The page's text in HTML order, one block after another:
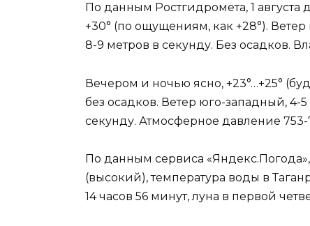
По данным Ростгидромета, 1 августа
+30° (по ощущениям, как +28°).
8-9 метров в секунду. Без осадков.
Вечером и ночью ясно, +23°…+25°
без осадков. Ветер юго-западный, 4-
секунду. Атмосферное давление 753-
По данным сервиса
(высокий), температура воды в
14 часов 56 минут, луна в первой